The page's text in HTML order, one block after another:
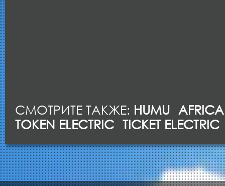
СМОТРИТЕ ТАКЖЕ: HUMU
TOKEN ELECTRIC TICKET ELECTRIC